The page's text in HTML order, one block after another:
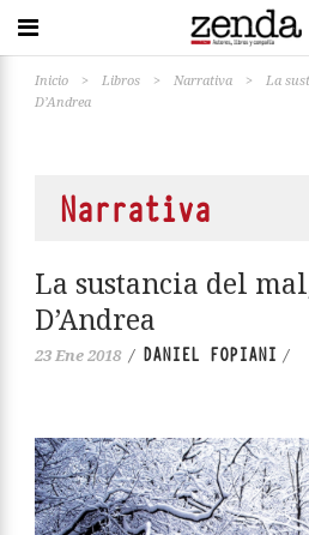
Inicio > Libros > Narrativa >
La
D’Andrea
Narrativa
La sustancia del
D’Andrea
23 Ene 2018 / DANIEL FOPIANI /